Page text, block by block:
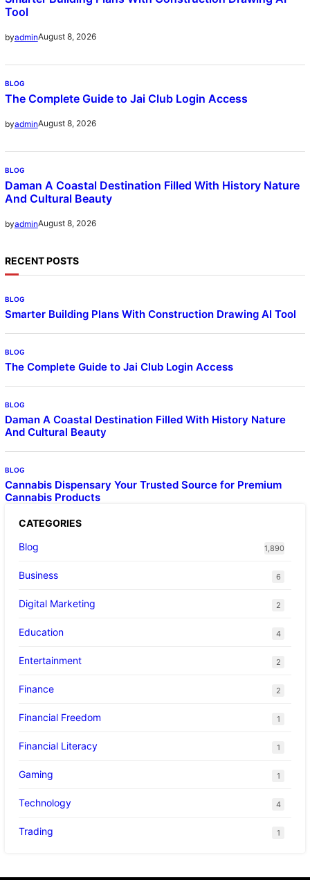
Tool
byadminAugust 8, 2026
BLOG
The Complete Guide to Jai Club Login Access
byadminAugust 8, 2026
BLOG
Daman A Coastal Destination Filled With History Nature
And Cultural Beauty
byadminAugust 8, 2026
RECENT POSTS
BLOG
Smarter Building Plans With Construction Drawing AI Tool
BLOG
The Complete Guide to Jai Club Login Access
BLOG
Daman A Coastal Destination Filled With History Nature
And Cultural Beauty
BLOG
Cannabis Dispensary Your Trusted Source for Premium
Cannabis Products
CATEGORIES
Blog
1,890
Business 6
Digital Marketing 2
Education 4
Entertainment 2
Finance 2
Financial Freedom 1
Financial Literacy 1
Gaming 1
Technology 4
Trading 1